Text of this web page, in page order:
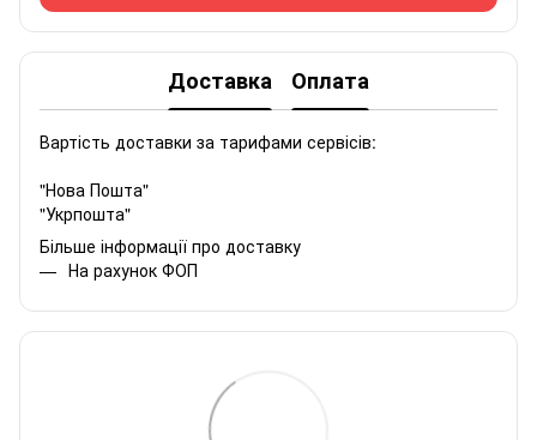
Доставка Оплата
Вартість доставки за тарифами сервісів:
"Нова Пошта"
"Укрпошта"
Більше інформації про доставку
На рахунок ФОП